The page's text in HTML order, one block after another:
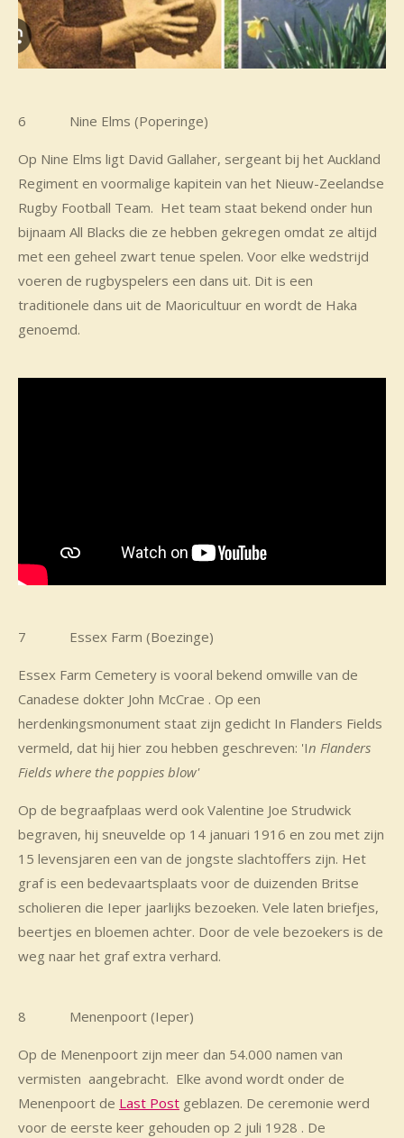
6 Nine Elms (Poperinge)
Op Nine Elms ligt David Gallaher, sergeant bij het Auckland
Regiment en voormalige kapitein van het Nieuw-Zeelandse
Rugby Football Team. Het team staat bekend onder hun
bijnaam All Blacks die ze hebben gekregen omdat ze altijd
met een geheel zwart tenue spelen. Voor elke wedstrijd
voeren de rugbyspelers een dans uit. Dit is een
traditionele dans uit de Maoricultuur en wordt de Haka
genoemd.
7 Essex Farm (Boezinge)
Essex Farm Cemetery is vooral bekend omwille van de
Canadese dokter John McCrae . Op een
herdenkingsmonument staat zijn gedicht In Flanders Fields
vermeld, dat hij hier zou hebben geschreven: 'In Flanders
Fields where the poppies blow'
Op de begraafplaas werd ook Valentine Joe Strudwick
begraven, hij sneuvelde op 14 januari 1916 en zou met zijn
15 levensjaren een van de jongste slachtoffers zijn. Het
graf is een bedevaartsplaats voor de duizenden Britse
scholieren die Ieper jaarlijks bezoeken. Vele laten briefjes,
beertjes en bloemen achter. Door de vele bezoekers is de
weg naar het graf extra verhard.
8 Menenpoort (Ieper)
Op de Menenpoort zijn meer dan 54.000 namen van
vermisten aangebracht. Elke avond wordt onder de
Menenpoort de Last Post geblazen. De ceremonie werd
voor de eerste keer gehouden op 2 juli 1928 . De